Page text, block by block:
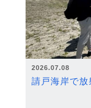
2026.07.08
請戸海岸で放